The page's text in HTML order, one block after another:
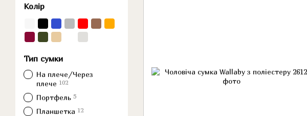
Колір
Тип сумки
На плече/Через
плече 102
Портфель 5
Планшетка 12